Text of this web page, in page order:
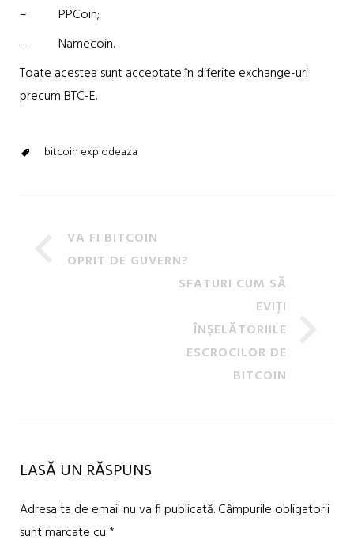
– PPCoin;
– Namecoin.
Toate acestea sunt acceptate în diferite exchange-uri
precum BTC-E.
bitcoin explodeaza
VA FI BITCOIN
OPRIT DE GUVERN?
SFATURI CUM SĂ
EVIȚI
ÎNȘELĂTORIILE
ESCROCILOR DE
BITCOIN
LASĂ UN RĂSPUNS
Adresa ta de email nu va fi publicată.Câmpurile obligatorii
sunt marcate cu*